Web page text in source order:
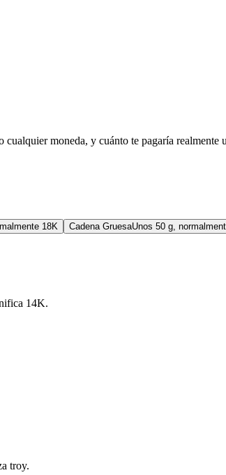
moneda, y cuánto te pagaría realmente
18K Cadena GruesaUnos 50 g,
14K.
troy.